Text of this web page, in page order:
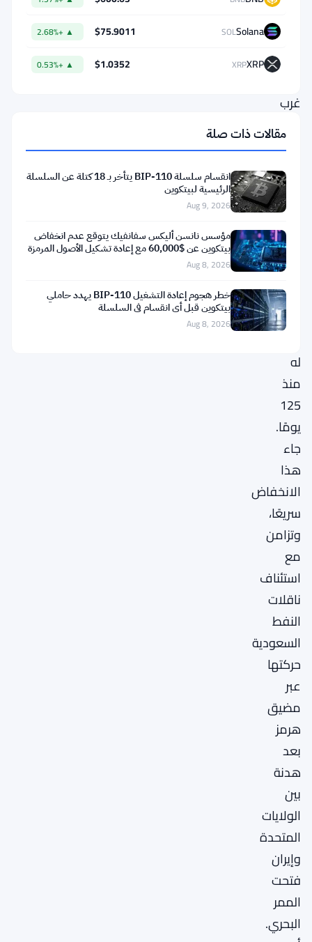
الذي
حدث
هبط
غرب
تكساس
الوسيط
إلى
أقل
من
$68
للبرميل
وهو
أدنى
له
منذ
125
يومًا.
جاء
هذا
الانخفاض
سريعًا،
وتزامن
مع
استئناف
ناقلات
النفط
السعودية
حركتها
عبر
مضيق
هرمز
بعد
هدنة
بين
الولايات
المتحدة
وإيران
فتحت
الممر
البحري.
Solana
SOL
$75.9011
▲ +2.68%
XRP
XRP
$1.0352
▲ +0.53%
مقالات ذات صلة
انقسام سلسلة BIP-110 يتأخر بـ 18 كتلة عن السلسلة
الرئيسية لبيتكوين
Aug 9, 2026
مؤسس نانسن أليكس سفانفيك يتوقع عدم انخفاض
بيتكوين عن $60,000 مع إعادة تشكيل الأصول المرمزة
للبلوكتشين
Aug 8, 2026
خطر هجوم إعادة التشغيل BIP-110 يهدد حاملي
بيتكوين قبل أي انقسام في السلسلة
Aug 8, 2026